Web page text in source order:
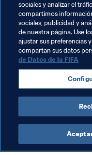
Programa Forward
Desarrollo del
Organización
sociales y analizar el
compartimos
sociales, publicidad y
de nuestra página. Use
ajustar sus preferencias
compartan sus datos
de Datos de la FIFA